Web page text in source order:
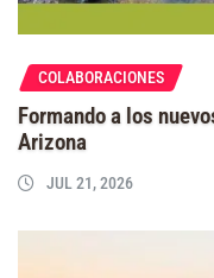
COLABORACIONES
Formando a los
Arizona
JUL 21, 2026